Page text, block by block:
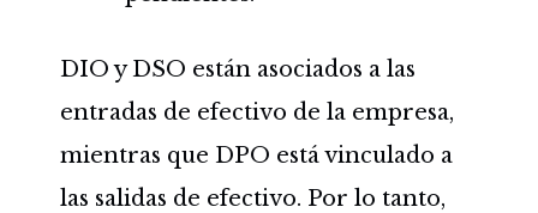
DIO y DSO están asociados a las
entradas de efectivo de la empresa,
mientras que DPO está vinculado a
las salidas de efectivo. Por lo tanto,